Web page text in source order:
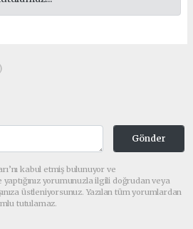
Gönder
kabul etmiş bulunuyor ve
yorumunuzla ilgili doğrudan veya
üstleniyorsunuz. Yazılan tüm yorumlardan
tutulamaz.